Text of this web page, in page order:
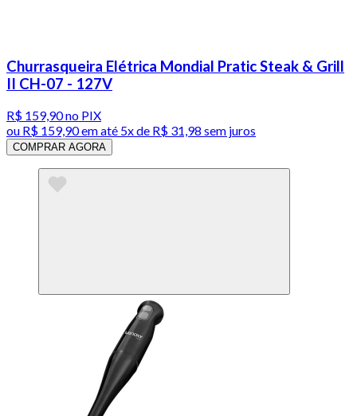
Churrasqueira Elétrica Mondial Pratic Steak & Grill
II CH-07 - 127V
R$ 159,90no PIX
ou R$ 159,90em até 5x de R$ 31,98 sem juros
COMPRAR AGORA